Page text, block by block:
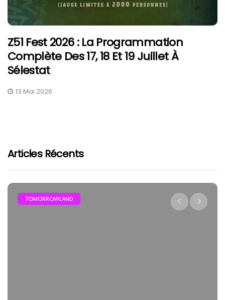
Z51 Fest 2026 : La Programmation
Complète Des 17, 18 Et 19 Juillet À
Sélestat
13 Mai 2026
Articles Récents
TOMORROWLAND